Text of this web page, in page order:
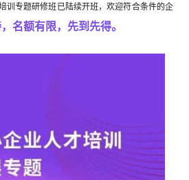
训专题研修班已陆续开班，欢迎符合条件的企
名额有限，先到先得。